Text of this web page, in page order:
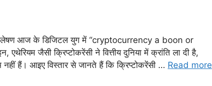
विश्लेषण आज के डिजिटल युग में “cryptocurrency a boon or
जैसी क्रिप्टोकरेंसी ने वित्तीय दुनिया में क्रांति ला दी है,
हैं। आइए विस्तार से जानते हैं कि क्रिप्टोकरेंसी … Read more